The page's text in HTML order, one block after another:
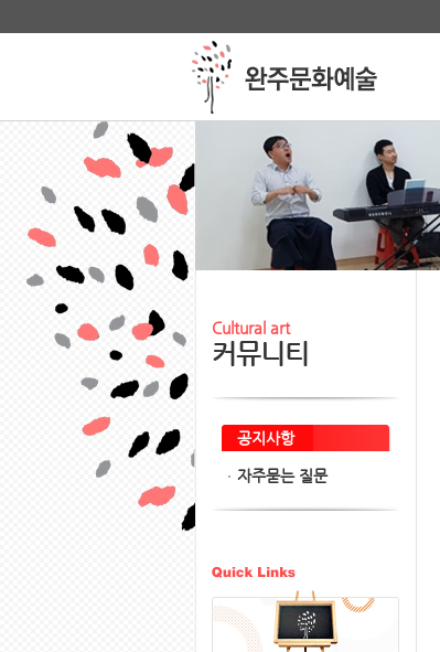
Cultural art
커뮤니티
공지사항
자주묻는 질문